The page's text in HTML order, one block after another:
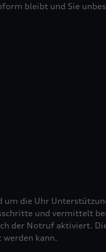
bleibt und Sie
die Uhr
und vermittelt
der Notruf aktiviert.
kann.